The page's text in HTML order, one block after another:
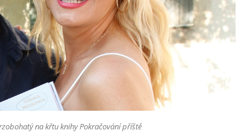
na křtu knihy Pokračování příště